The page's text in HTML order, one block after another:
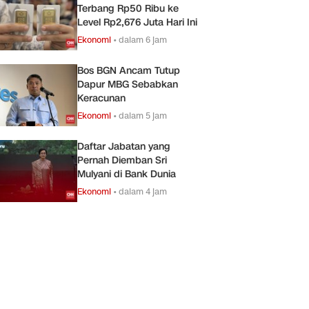
Terbang Rp50 Ribu ke
Level Rp2,676 Juta Hari Ini
Ekonomi •dalam 6 jam
Bos BGN Ancam Tutup
Dapur MBG Sebabkan
Keracunan
Ekonomi •dalam 5 jam
Daftar Jabatan yang
Pernah Diemban Sri
Mulyani di Bank Dunia
Ekonomi •dalam 4 jam